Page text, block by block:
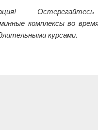
комплексы во
курсами.